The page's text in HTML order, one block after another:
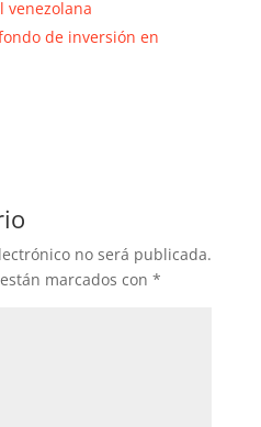
venezolana
de inversión en
no será publicada.
marcados con *